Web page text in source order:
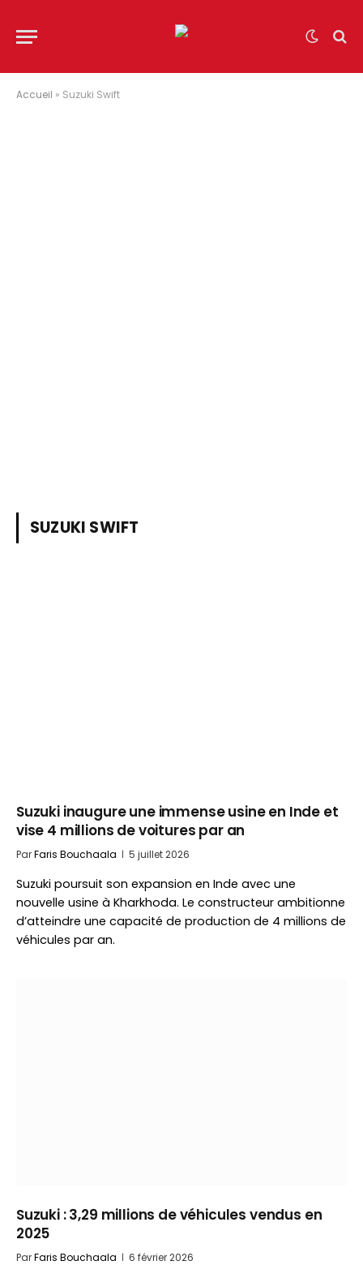
Accueil » Suzuki Swift
SUZUKI SWIFT
Suzuki inaugure une immense usine en Inde et
vise 4 millions de voitures par an
ParFaris Bouchaala 5 juillet 2026
Suzuki poursuit son expansion en Inde avec une
nouvelle usine à Kharkhoda. Le constructeur ambitionne
d’atteindre une capacité de production de 4 millions de
véhicules par an.
Suzuki : 3,29 millions de véhicules vendus en
2025
ParFaris Bouchaala 6 février 2026